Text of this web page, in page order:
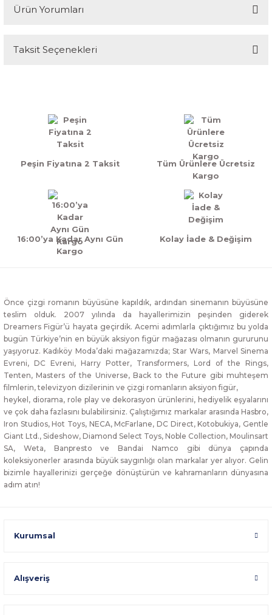
Ürün Yorumları
Bu ürüne ilk yorumu siz yapın!
Taksit Seçenekleri
Peşin Fiyatına 2 Taksit
Tüm Ürünlere Ücretsiz
Kargo
16:00’ya Kadar Aynı Gün
Kargo
Kolay İade & Değişim
Önce çizgi romanın büyüsüne kapıldık, ardından sinemanın büyüsüne
teslim olduk. 2007 yılında da hayallerimizin peşinden giderek
Dreamers Figür’ü hayata geçirdik. Acemi adımlarla çıktığımız bu yolda
bugün Türkiye’nin en büyük aksiyon figür mağazası olmanın gururunu
yaşıyoruz. Kadıköy Moda’daki mağazamızda; Star Wars, Marvel Sinema
Evreni, DC Evreni, Harry Potter, Transformers, Lord of the Rings,
Tenten, Masters of the Universe, Back to the Future gibi muhteşem
filmlerin, televizyon dizilerinin ve çizgi romanların aksiyon figür,
heykel, diorama, role play ve dekorasyon ürünlerini, hediyelik eşyalarını
ve çok daha fazlasını bulabilirsiniz. Çalıştığımız markalar arasında Hasbro,
Iron Studios, Hot Toys, NECA, McFarlane, DC Direct, Kotobukiya, Gentle
Giant Ltd., Sideshow, Diamond Select Toys, Noble Collection, Moulinsart
SA, Weta, Banpresto ve Bandai Namco gibi dünya çapında
koleksiyonerler arasında büyük saygınlığı olan markalar yer alıyor. Gelin
bizimle hayallerinizi gerçeğe dönüştürün ve kahramanların dünyasına
adım atın!
Kurumsal
Alışveriş